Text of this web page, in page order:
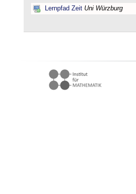
Lernpfad Zeit Uni Würzburg